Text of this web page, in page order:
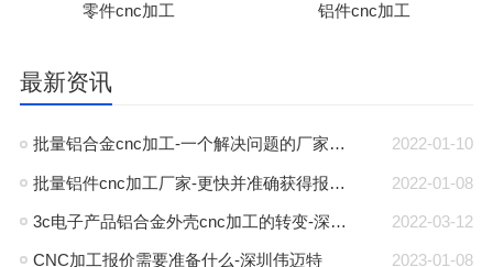
零件cnc加工 铝件cnc加工
最新资讯
2022-01-10
批量铝合金cnc加工-一个解决问题的厂家-深圳伟迈特
2022-01-08
批量铝件cnc加工厂家-更快并准确获得报价-深圳伟迈特
2022-03-12
3c电子产品铝合金外壳cnc加工的转变-深圳伟迈特
2023-01-08
CNC加工报价需要准备什么-深圳伟迈特